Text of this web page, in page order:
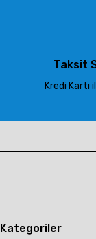
Taksit
Kredi Kartı
Kategoriler